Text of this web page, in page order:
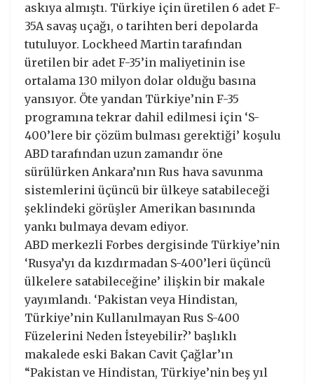
askıya almıştı. Türkiye için üretilen 6 adet F-
35A savaş uçağı, o tarihten beri depolarda
tutuluyor. Lockheed Martin tarafından
üretilen bir adet F-35’in maliyetinin ise
ortalama 130 milyon dolar olduğu basına
yansıyor. Öte yandan Türkiye’nin F-35
programına tekrar dahil edilmesi için ‘S-
400’lere bir çözüm bulması gerektiği’ koşulu
ABD tarafından uzun zamandır öne
sürülürken Ankara’nın Rus hava savunma
sistemlerini üçüncü bir ülkeye satabileceği
şeklindeki görüşler Amerikan basınında
yankı bulmaya devam ediyor.
ABD merkezli Forbes dergisinde Türkiye’nin
‘Rusya’yı da kızdırmadan S-400’leri üçüncü
ülkelere satabileceğine’ ilişkin bir makale
yayımlandı. ‘Pakistan veya Hindistan,
Türkiye’nin Kullanılmayan Rus S-400
Füzelerini Neden İsteyebilir?’ başlıklı
makalede eski Bakan Cavit Çağlar’ın
“Pakistan ve Hindistan, Türkiye’nin beş yıl